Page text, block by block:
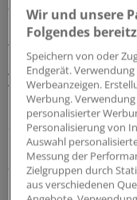
früh erkannter,
behandeln lässt,
Terminen und
genau: „Was die
vorbildliche
noch kein Jahr her,
Sonographie ein
„Ich sonografiere
Bildschirm und
Wir und unsere
Folgendes
Speichern von oder
Endgerät.
Werbeanzeigen.
Werbung.
personalisierter
Personalisierung von
Auswahl
Messung der
Zielgruppen durch
aus verschiedenen